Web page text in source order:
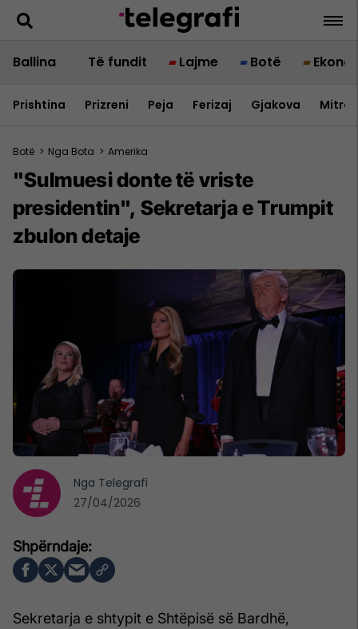
Ballina Të fundit Lajme Botë
Prishtina Prizreni Peja Ferizaj Gjakova
Botë > Nga Bota > Amerika
"Sulmuesi donte të vriste
presidentin", Sekretarja e Trumpit
zbulon detaje
Sekretarja e shtypit e Shtëpisë së Bardhë,
Nga Telegrafi
27/04/2026